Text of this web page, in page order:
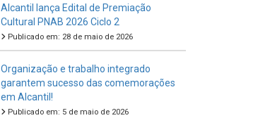
Alcantil lança Edital de Premiação
Cultural PNAB 2026 Ciclo 2
Publicado em: 28 de maio de 2026
Organização e trabalho integrado
garantem sucesso das comemorações
em Alcantil!
Publicado em: 5 de maio de 2026